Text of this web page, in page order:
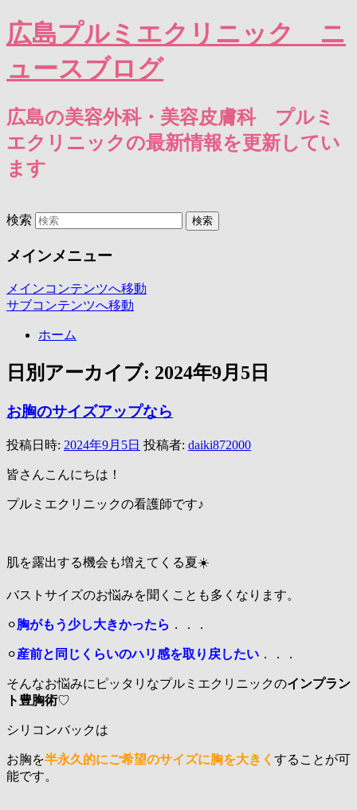
広島プルミエクリニック ニ
ュースブログ
広島の美容外科・美容皮膚科 プルミ
エクリニックの最新情報を更新してい
ます
検索
メインメニュー
メインコンテンツへ移動
サブコンテンツへ移動
ホーム
日別アーカイブ: 2024年9月5日
お胸のサイズアップなら
投稿日時: 2024年9月5日 投稿者: daiki872000
皆さんこんにちは！
プルミエクリニックの看護師です♪
肌を露出する機会も増えてくる夏☀️
バストサイズのお悩みを聞くことも多くなります。
⚪︎胸がもう少し大きかったら ．．．
⚪︎産前と同じくらいのハリ感を取り戻したい ．．．
そんなお悩みにピッタリなプルミエクリニックのインプラン
ト豊胸術♡
シリコンバックは
お胸を半永久的にご希望のサイズに胸を大きく することが可
能です。